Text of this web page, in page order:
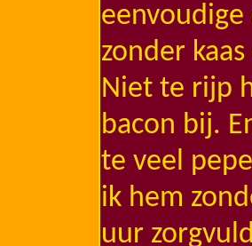
zonder
Niet te rijp
bacon bij.
te veel
ik hem
uur